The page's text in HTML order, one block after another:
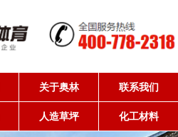
关于奥林 联系我们
人造草坪 化工材料